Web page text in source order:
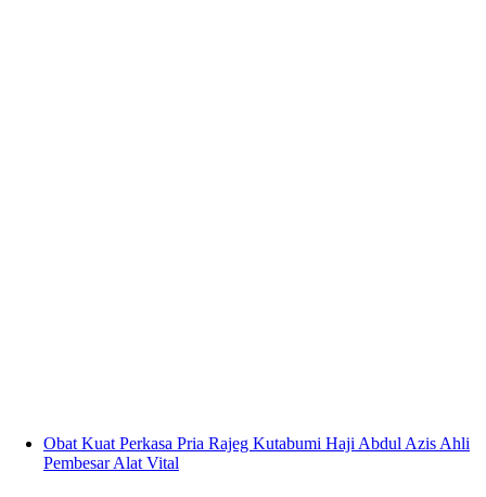
Obat Kuat Perkasa Pria Rajeg Kutabumi Haji Abdul Azis Ahli
Pembesar Alat Vital